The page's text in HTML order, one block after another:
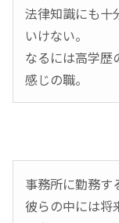
法律知識にも十
いけない。
なるには高学歴
感じの職。
事務所に勤務す
彼らの中には将